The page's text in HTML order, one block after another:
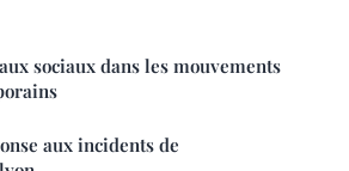
sociaux dans les mouvements
aux incidents de